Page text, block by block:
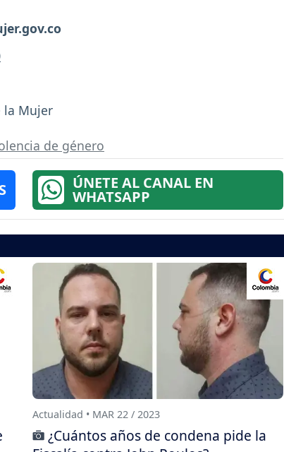
la Mujer
de género
ÚNETE AL CANAL EN
WHATSAPP
Actualidad • MAR 22 / 2023
¿Cuántos años de condena pide la